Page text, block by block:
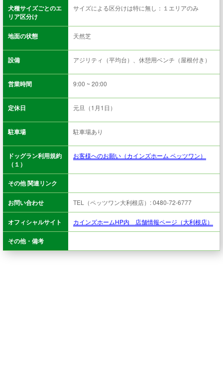
犬種サイズごとのエ
リア区分け
サイズによる区分けは特に無し：１エリアのみ
地面の状態 天然芝
設備 アジリティ（平均台）、休憩用ベンチ（屋根付き）
営業時間 9:00 ~ 20:00
定休日 元旦（1月1日）
駐車場 駐車場あり
ドッグラン利用規約
（１）
お客様へのお願い（カインズホーム ペッツワン）
その他 関連リンク
お問い合わせ TEL（ペッツワン大利根店）: 0480-72-6777
オフィシャルサイト カインズホームHP内 店舗情報ページ（大利根店）
その他・備考